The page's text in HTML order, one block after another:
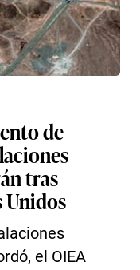
de
tras
Unidos
el OIEA